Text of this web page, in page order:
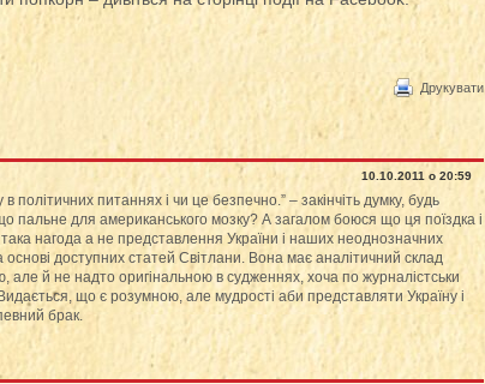
Друкувати
10.10.2011 о 20:59
в політичних питаннях і чи це безпечно.” – закінчіть думку, будь
пальне для американського мозку? А загалом боюся що ця поїздка і
нагода а не представлення України і наших неоднозначних
доступних статей Світлани. Вона має аналітичний склад
й не надто оригінальною в судженнях, хоча по журналістськи
що є розумною, але мудрості аби представляти Україну і
брак.